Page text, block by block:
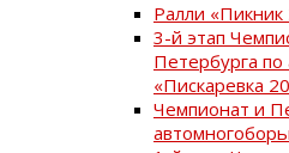
Ралли «Пикник
3-й этап
Петербурга
«Пискаревка
Чемпионат и